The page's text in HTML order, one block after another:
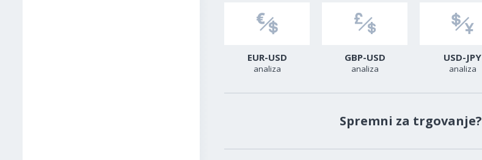
EUR-USD
analiza
GBP-USD
analiza
USD-JPY
analiza
Spremni za trgovanje?